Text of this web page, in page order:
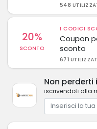
548
20%
SCONTO
I CODICI
Coupon
sconto
671
Non
iscrivendoti alla